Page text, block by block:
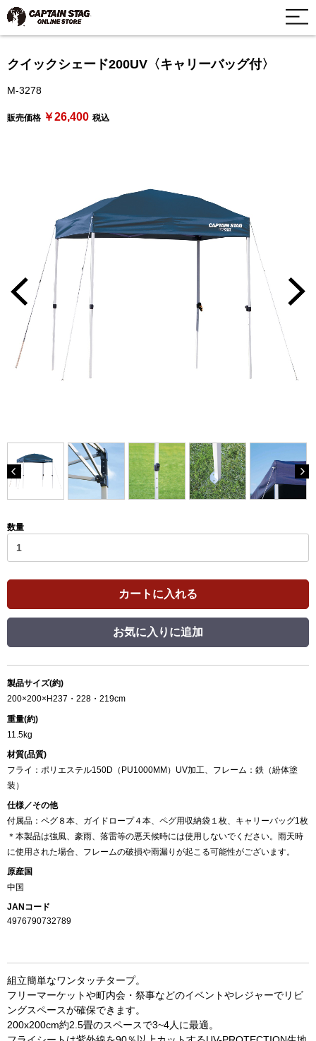
クイックシェード200UV〈キャリーバッグ付〉
M-3278
販売価格 ￥26,400 税込
数量
カートに入れる
お気に入りに追加
製品サイズ(約)
200×200×H237・228・219cm
重量(約)
11.5kg
材質(品質)
フライ：ポリエステル150D（PU1000MM）UV加工、フレーム：鉄（紛体塗
装）
仕様／その他
付属品：ペグ８本、ガイドロープ４本、ペグ用収納袋１枚、キャリーバッグ1枚
＊本製品は強風、豪雨、落雷等の悪天候時には使用しないでください。雨天時
に使用された場合、フレームの破損や雨漏りが起こる可能性がございます。
原産国
中国
JANコード
4976790732789
組立簡単なワンタッチタープ。
フリーマーケットや町内会・祭事などのイベントやレジャーでリビ
ングスペースが確保できます。
200x200cm約2.5畳のスペースで3~4人に最適。